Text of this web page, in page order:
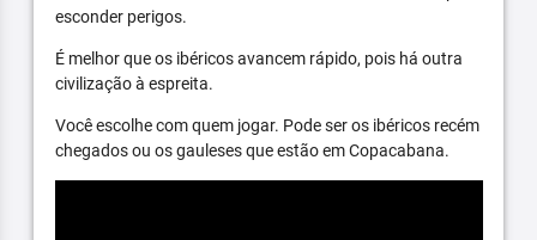
esconder perigos.
É melhor que os ibéricos avancem rápido, pois há outra
civilização à espreita.
Você escolhe com quem jogar. Pode ser os ibéricos recém
chegados ou os gauleses que estão em Copacabana.